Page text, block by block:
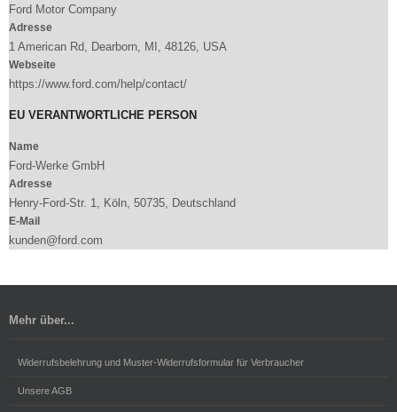
Ford Motor Company
Adresse
1 American Rd, Dearborn, MI, 48126, USA
Webseite
https://www.ford.com/help/contact/
EU VERANTWORTLICHE PERSON
Name
Ford-Werke GmbH
Adresse
Henry-Ford-Str. 1, Köln, 50735, Deutschland
E-Mail
kunden@ford.com
Mehr über...
Widerrufsbelehrung und Muster-Widerrufsformular für Verbraucher
Unsere AGB